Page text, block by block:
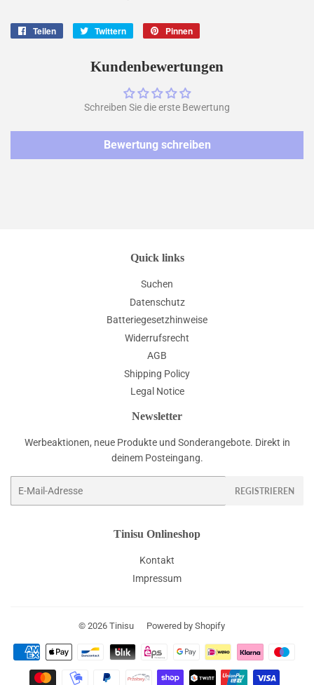
Teilen Twittern
twittern
Pinnen
pinnen
Kundenbewertungen
Schreiben Sie die erste Bewertung
Bewertung schreiben
Quick links
Suchen
Datenschutz
Batteriegesetzhinweise
Widerrufsrecht
AGB
Shipping Policy
Legal Notice
Newsletter
Werbeaktionen, neue Produkte und Sonderangebote. Direkt in
deinem Posteingang.
REGISTRIEREN
Tinisu Onlineshop
Kontakt
Impressum
© 2026 Tinisu Powered by Shopify
Zahlungsarten